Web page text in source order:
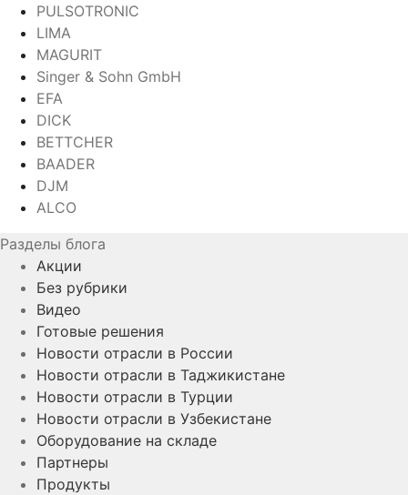
PULSOTRONIC
LIMA
MAGURIT
Singer & Sohn GmbH
EFA
DICK
BETTCHER
BAADER
DJM
ALCO
Разделы блога
Акции
Без рубрики
Видео
Готовые решения
Новости отрасли в России
Новости отрасли в Таджикистане
Новости отрасли в Турции
Новости отрасли в Узбекистане
Оборудование на складе
Партнеры
Продукты